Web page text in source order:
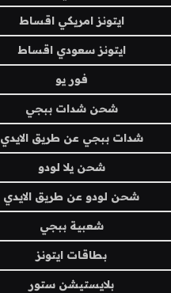
ايتونز امريكي اقساط
ايتونز سعودي اقساط
فور يو
شحن شدات ببجي
شدات ببجي عن طريق الايدي
شحن يلا لودو
شحن لودو عن طريق الايدي
شعبية ببجي
بطاقات ايتونز
بلايستيشن ستور